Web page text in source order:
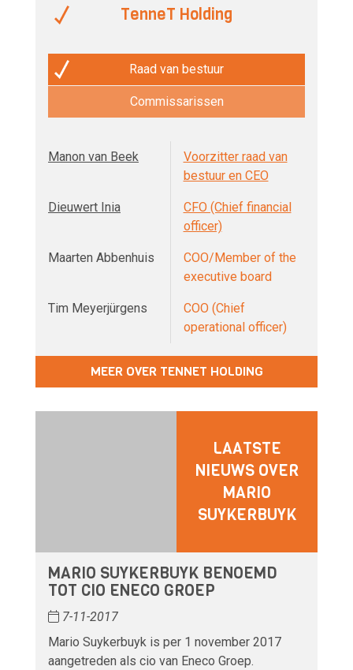
TenneT Holding
Raad van bestuur
Commissarissen
Manon van Beek
Voorzitter raad van
bestuur en CEO
Dieuwert Inia
CFO (Chief financial
officer)
Maarten Abbenhuis
COO/Member of the
executive board
Tim Meyerjürgens
COO (Chief
operational officer)
MEER OVER TENNET HOLDING
LAATSTE
NIEUWS OVER
MARIO
SUYKERBUYK
MARIO SUYKERBUYK BENOEMD
TOT CIO ENECO GROEP
7-11-2017
Mario Suykerbuyk is per 1 november 2017
aangetreden als cio van Eneco Groep.